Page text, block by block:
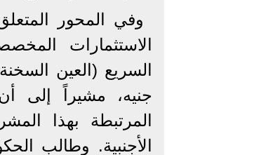
وفي المحور
الاستثمارات
جنيه، مشيراً إلى
المرتبطة بهذا
الأجنبية. وطالب